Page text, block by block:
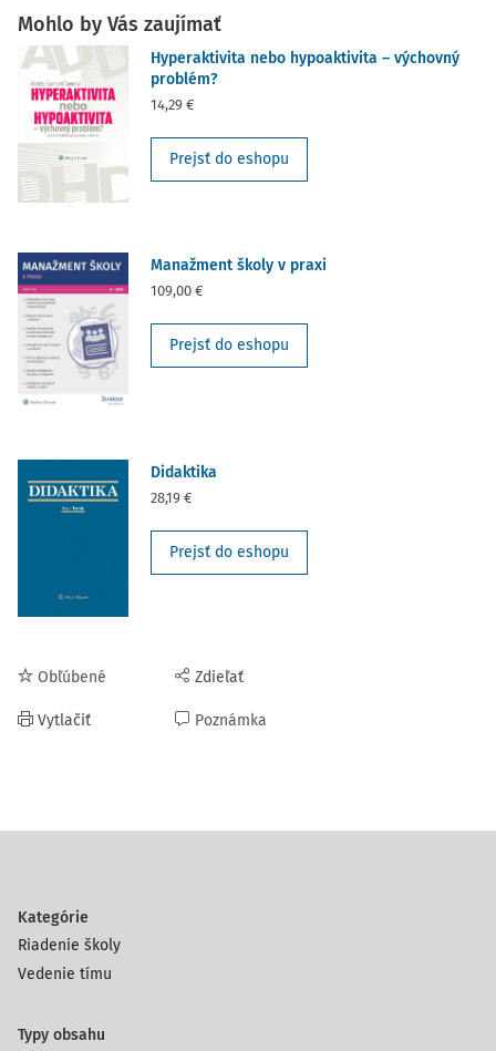
Mohlo by Vás zaujímať
Hyperaktivita nebo hypoaktivita – výchovný
problém?
14,29 €
Prejsť do eshopu
Manažment školy v praxi
109,00 €
Prejsť do eshopu
Didaktika
28,19 €
Prejsť do eshopu
Obľúbené
Vytlačiť
Zdieľať
Poznámka
Kategórie
Riadenie školy
Vedenie tímu
Typy obsahu